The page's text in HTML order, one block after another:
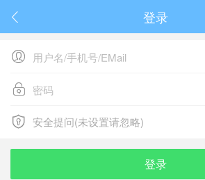
 登录


 安全提问(未设置请忽略)
安全提问(未设置请忽略)
登录